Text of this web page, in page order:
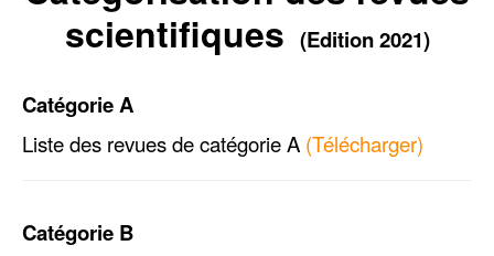
scientifiques (Edition 2021)
Catégorie A
Liste des revues de catégorie A (Télécharger)
Catégorie B